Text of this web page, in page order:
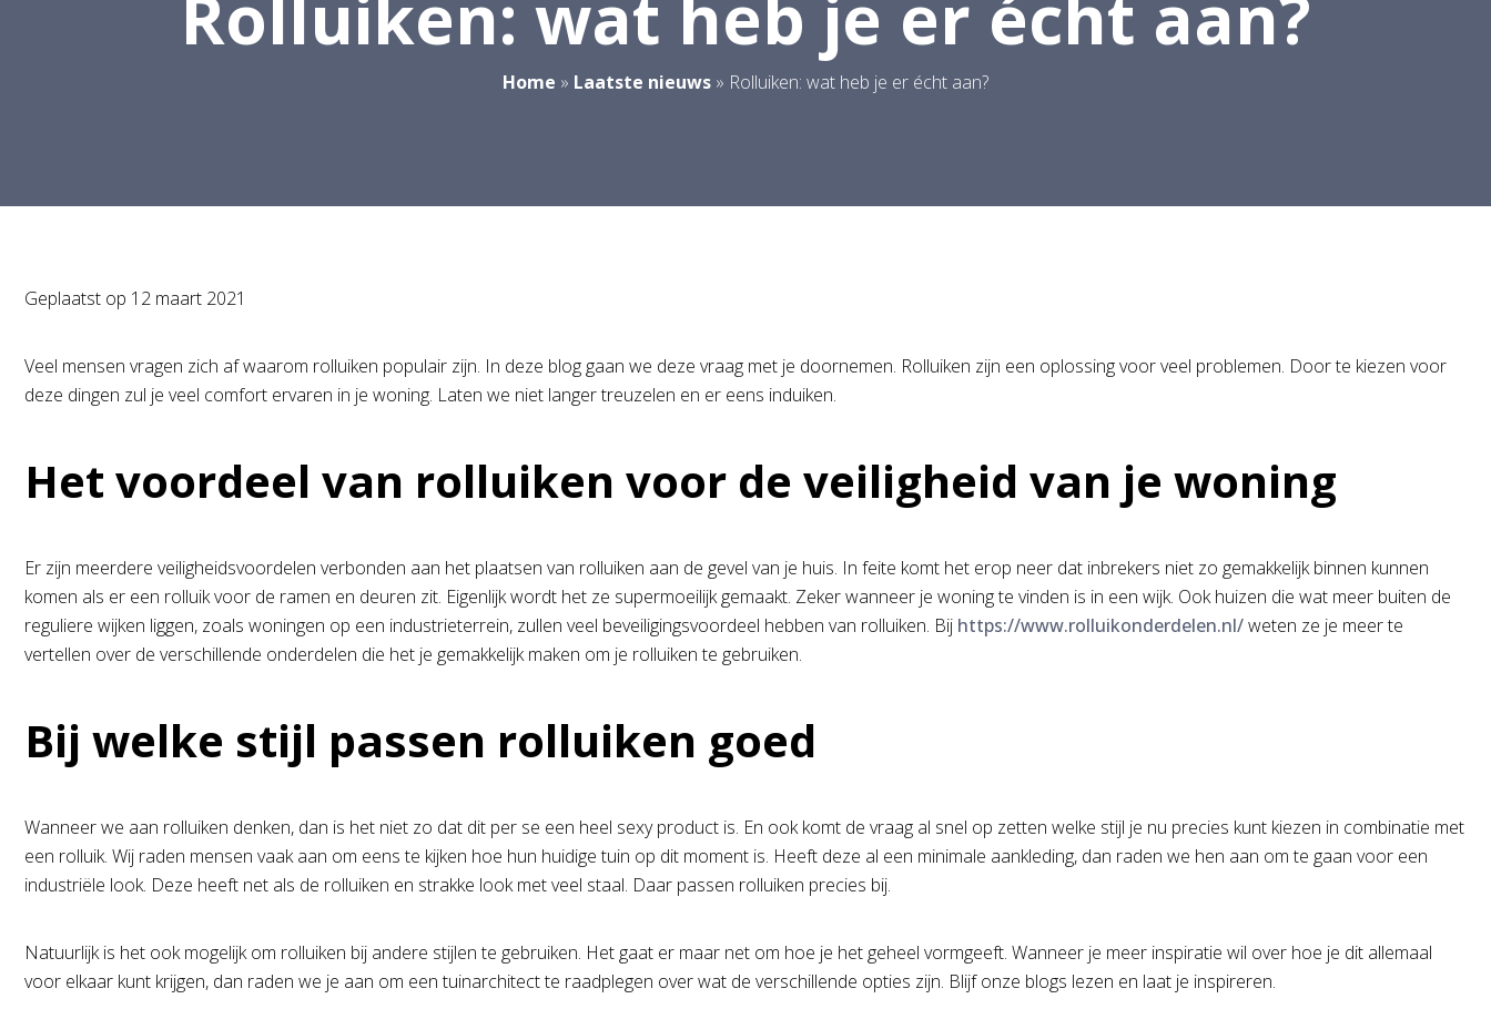
Rolluiken: wat heb je er écht aan?
Home » Laatste nieuws » Rolluiken: wat heb je er écht aan?
Geplaatst op 12 maart 2021
Veel mensen vragen zich af waarom rolluiken populair zijn. In deze blog gaan we deze vraag met je doornemen. Rolluiken zijn een oplossing voor veel problemen. Door te kiezen voor
deze dingen zul je veel comfort ervaren in je woning. Laten we niet langer treuzelen en er eens induiken.
Het voordeel van rolluiken voor de veiligheid van je woning
Er zijn meerdere veiligheidsvoordelen verbonden aan het plaatsen van rolluiken aan de gevel van je huis. In feite komt het erop neer dat inbrekers niet zo gemakkelijk binnen kunnen
komen als er een rolluik voor de ramen en deuren zit. Eigenlijk wordt het ze supermoeilijk gemaakt. Zeker wanneer je woning te vinden is in een wijk. Ook huizen die wat meer buiten de
reguliere wijken liggen, zoals woningen op een industrieterrein, zullen veel beveiligingsvoordeel hebben van rolluiken. Bij https://www.rolluikonderdelen.nl/weten ze je meer te
vertellen over de verschillende onderdelen die het je gemakkelijk maken om je rolluiken te gebruiken.
Bij welke stijl passen rolluiken goed
Wanneer we aan rolluiken denken, dan is het niet zo dat dit per se een heel sexy product is. En ook komt de vraag al snel op zetten welke stijl je nu precies kunt kiezen in combinatie met
een rolluik. Wij raden mensen vaak aan om eens te kijken hoe hun huidige tuin op dit moment is. Heeft deze al een minimale aankleding, dan raden we hen aan om te gaan voor een
industriële look. Deze heeft net als de rolluiken en strakke look met veel staal. Daar passen rolluiken precies bij.
Natuurlijk is het ook mogelijk om rolluiken bij andere stijlen te gebruiken. Het gaat er maar net om hoe je het geheel vormgeeft. Wanneer je meer inspiratie wil over hoe je dit allemaal
voor elkaar kunt krijgen, dan raden we je aan om een tuinarchitect te raadplegen over wat de verschillende opties zijn. Blijf onze blogs lezen en laat je inspireren.